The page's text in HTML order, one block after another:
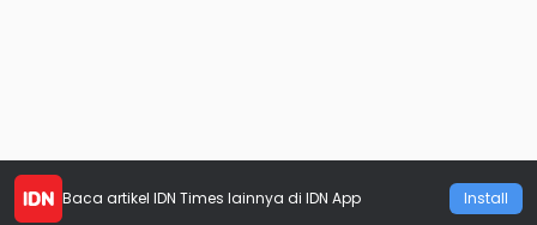
Baca artikel IDN Times lainnya di IDN App Install